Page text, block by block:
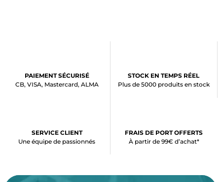
PAIEMENT SÉCURISÉ
CB, VISA, Mastercard, ALMA
STOCK EN TEMPS RÉEL
Plus de 5000 produits en stock
SERVICE CLIENT
Une équipe de passionnés
FRAIS DE PORT OFFERTS
À partir de 99€ d’achat*